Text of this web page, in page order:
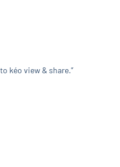
kéo view & share.”